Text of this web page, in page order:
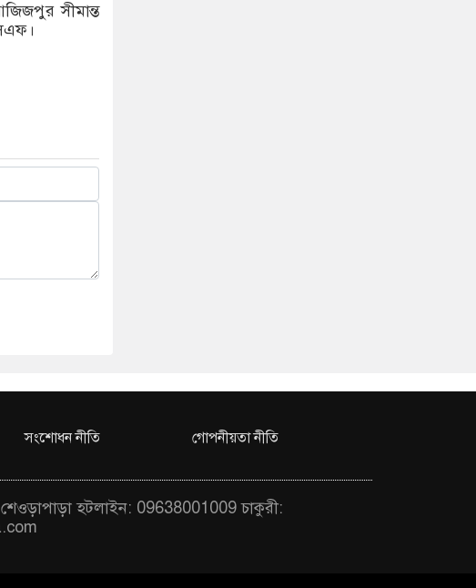
সীমান্ত
সংশোধন নীতি গোপনীয়তা নীতি
হটলাইন: 09638001009 চাকুরী: